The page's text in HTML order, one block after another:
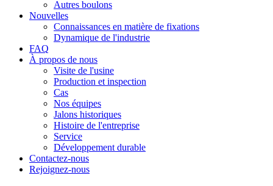
Autres boulons
Nouvelles
Connaissances en matière de fixations
Dynamique de l'industrie
FAQ
À propos de nous
Visite de l'usine
Production et inspection
Cas
Nos équipes
Jalons historiques
Histoire de l'entreprise
Service
Développement durable
Contactez-nous
Rejoignez-nous